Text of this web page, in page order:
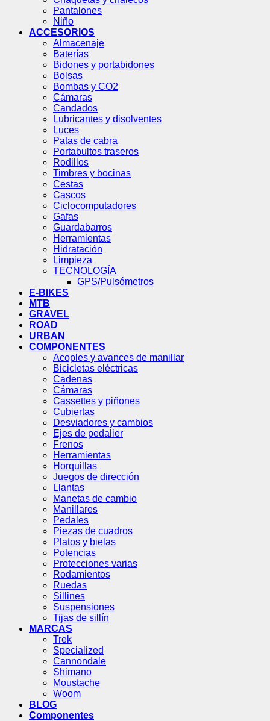
Pantalones
Niño
ACCESORIOS
Almacenaje
Baterías
Bidones y portabidones
Bolsas
Bombas y CO2
Cámaras
Candados
Lubricantes y disolventes
Luces
Patas de cabra
Portabultos traseros
Rodillos
Timbres y bocinas
Cestas
Cascos
Ciclocomputadores
Gafas
Guardabarros
Herramientas
Hidratación
Limpieza
TECNOLOGÍA
GPS/Pulsómetros
E-BIKES
MTB
GRAVEL
ROAD
URBAN
COMPONENTES
Acoples y avances de manillar
Bicicletas eléctricas
Cadenas
Cámaras
Cassettes y piñones
Cubiertas
Desviadores y cambios
Ejes de pedalier
Frenos
Herramientas
Horquillas
Juegos de dirección
Llantas
Manetas de cambio
Manillares
Pedales
Piezas de cuadros
Platos y bielas
Potencias
Protecciones varias
Rodamientos
Ruedas
Sillines
Suspensiones
Tijas de sillín
MARCAS
Trek
Specialized
Cannondale
Shimano
Moustache
Woom
BLOG
Componentes